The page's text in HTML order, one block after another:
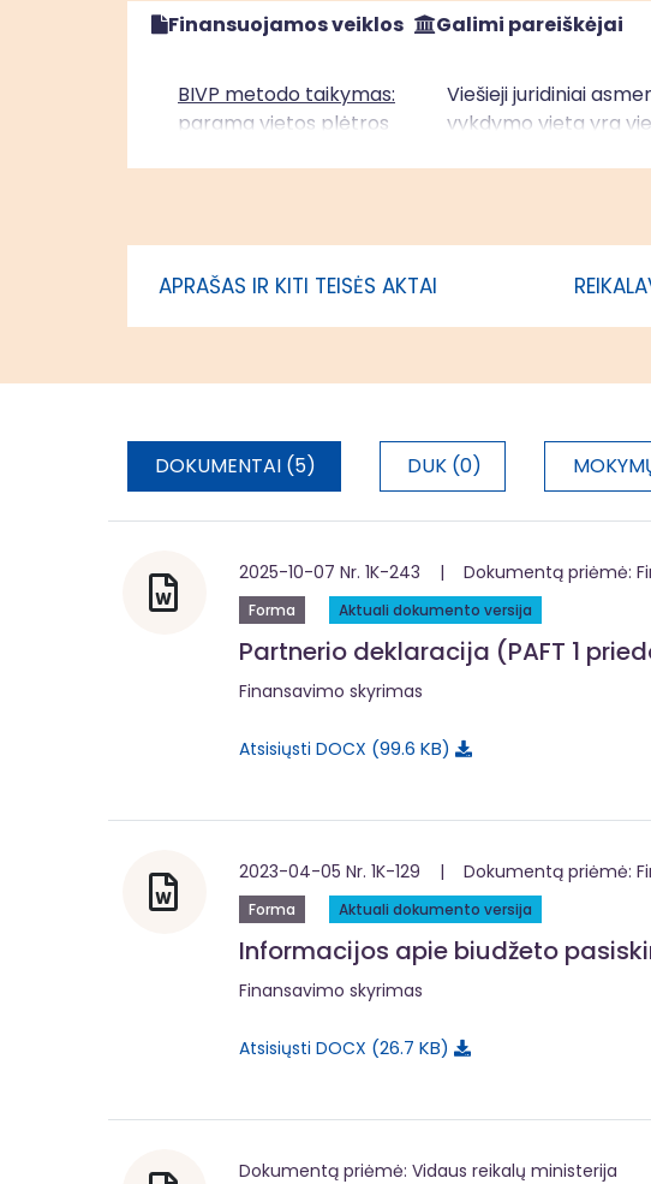
Finansuojamos veiklos Galimi pareiškėjai
BIVP metodo taikymas:
parama vietos plėtros
Viešieji juridiniai
vykdymo vieta yra
teritorijoje;
administracija
APRAŠAS IR KITI TEISĖS AKTAI
DOKUMENTAI (5) DUK (0)
2025-10-07 Nr. 1K-243 | Dokumentą priėmė:
Forma Aktuali dokumento versija
Partnerio deklaracija (PAFT 1
Finansavimo skyrimas
Atsisiųsti DOCX 99.6 KB
2023-04-05 Nr. 1K-129 | Dokumentą priėmė:
Forma Aktuali dokumento versija
Informacijos apie biudžeto
Finansavimo skyrimas
Atsisiųsti DOCX 26.7 KB
Dokumentą priėmė: Vidaus reikalų ministerija